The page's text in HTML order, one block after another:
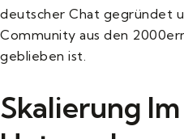
deutscher Chat gegründet
Community aus den
geblieben ist.
Skalierung Im